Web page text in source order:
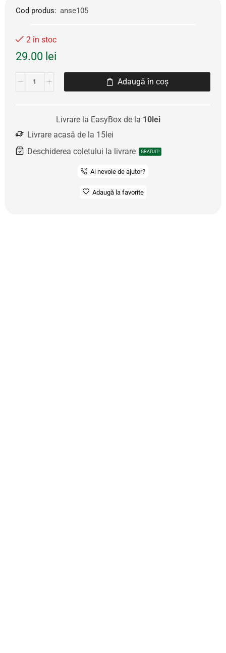
Cod produs: anse105
2 în stoc
29.00 lei
Adaugă în coș
Livrare la EasyBox de la 10lei
Livrare acasă de la 15lei
Deschiderea coletului la livrare
GRATUIT!
Ai nevoie de ajutor?
Adaugă la favorite